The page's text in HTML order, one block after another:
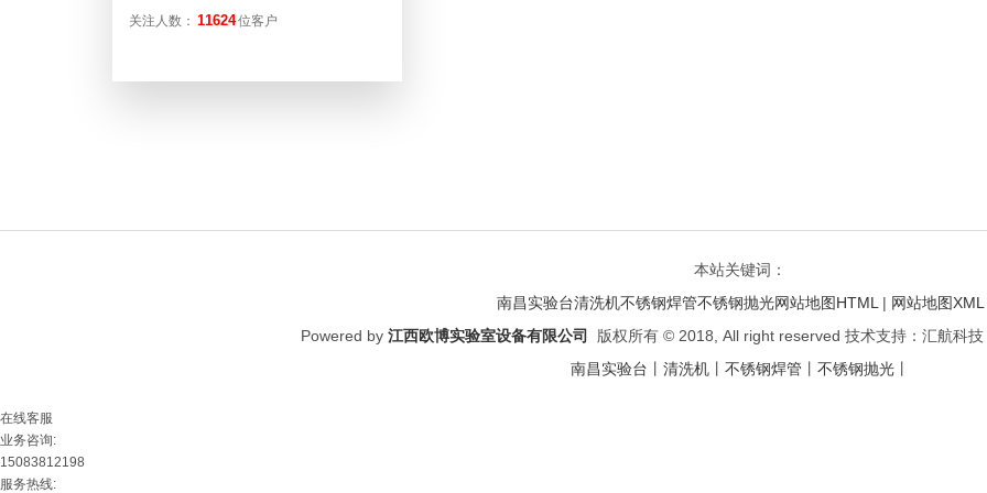
关注人数： 11624位客户
本站关键词：
南昌实验台清洗机不锈钢焊管不锈钢抛光网站地图HTML | 网站地图XML
Powered by 江西欧博实验室设备有限公司 版权所有 © 2018, All right reserved 技术支持：汇航科技
南昌实验台
清洗机 不锈钢焊管 不锈钢抛光
在线客服
业务咨询:
15083812198
服务热线: